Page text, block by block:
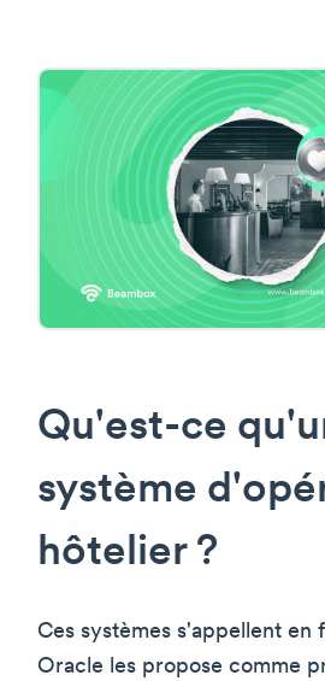
Qu'est-ce
système
hôtelier ?
Ces systèmes s'appellent en
Oracle les propose comme